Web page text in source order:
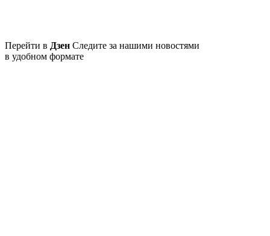
Перейти в Дзен Следите за нашими новостями
в удобном формате